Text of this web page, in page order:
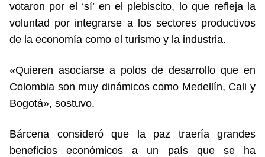
votaron por el ‘sí’ en el plebiscito, lo que refleja la
voluntad por integrarse a los sectores productivos
de la economía como el turismo y la industria.
«Quieren asociarse a polos de desarrollo que en
Colombia son muy dinámicos como Medellín, Cali y
Bogotá», sostuvo.
Bárcena consideró que la paz traería grandes
beneficios económicos a un país que se ha